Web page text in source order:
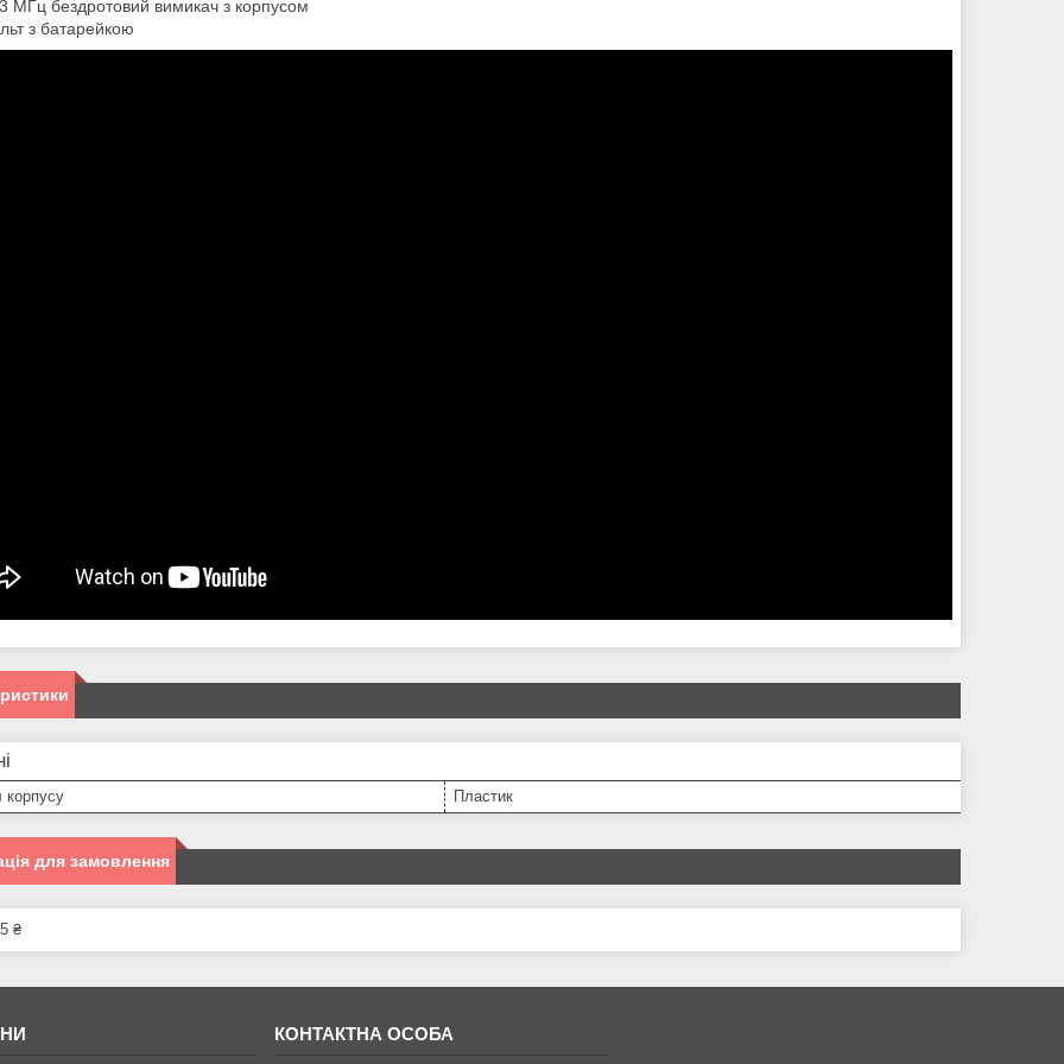
МГц бездротовий вимикач з корпусом
з батарейкою
корпусу Пластик
для замовлення
₴